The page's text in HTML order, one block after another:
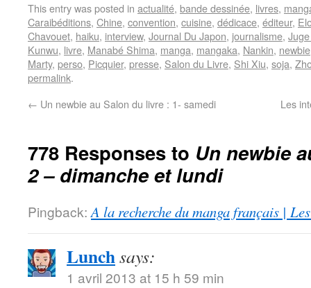
This entry was posted in actualité, bande dessinée, livres,
Caraibéditions, Chine, convention, cuisine, dédicace, éditeur,
Chavouet, haiku, interview, Journal Du Japon, journalisme,
Kunwu, livre, Manabé Shima, manga, mangaka, Nankin, newbie
Marty, perso, Picquier, presse, Salon du Livre, Shi Xiu, soja,
permalink.
← Un newbie au Salon du livre : 1- samedi Les
778 Responses to Un newbie
2 – dimanche et lundi
Pingback: A la recherche du manga français |
Lunchsays:
1 avril 2013 at 15 h 59 min